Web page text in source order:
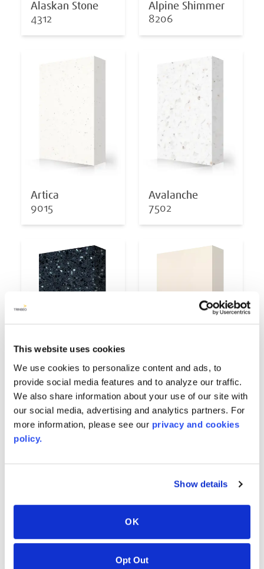
This website uses cookies
We use cookies to personalize content and ads, to
provide social media features and to analyze our traffic.
We also share information about your use of our site with
our social media, advertising and analytics partners. For
more information, please see our privacy and cookies
policy.
Show details
OK
Opt Out
Alaskan Stone
4312
Alpine Shimmer
8206
Artica
9015
Avalanche
7502
Black Coral
9125
Bone
8010